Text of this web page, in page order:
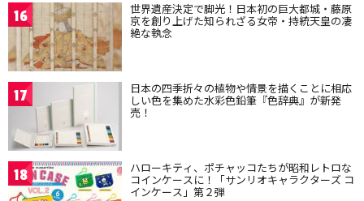
16 世界遺産決定で脚光！日本初の巨大都城・藤原
京を創り上げた知られざる女帝・持統天皇の凄
絶な執念
17 日本の四季折々の植物や情景を描くことに相応
しい色を集めた水彩色鉛筆『色辞典』が新発
売！
18 ハローキティ、ポチャッコたちが昭和レトロな
コインケースに！「サンリオキャラクターズ コ
インケース」第２弾